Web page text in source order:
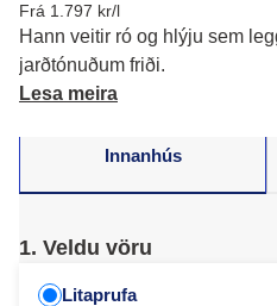
Frá 1.797 kr/l
Hann veitir ró og hlýju sem
jarðtónuðum friði.
Lesa meira
Innanhús
1. Veldu vöru
Litaprufa